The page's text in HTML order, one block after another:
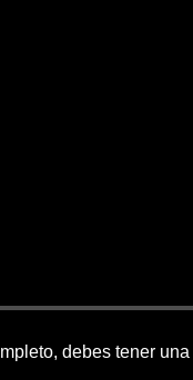
debes tener